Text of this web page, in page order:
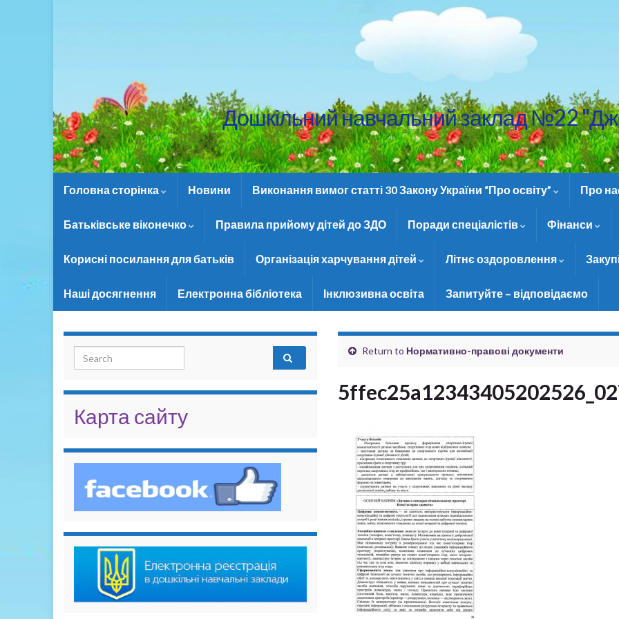
Дошкільний навчальний заклад №22
Головна сторінка Новини Виконання вимог статті 30 Закону України “Про освіту” Про
Батьківське віконечко Правила прийому дітей до ЗДО Поради спеціалістів Фінанси
Корисні посилання для батьків Організація харчування дітей Літнє оздоровлення
Наші досягнення Електронна бібліотека Інклюзивна освіта Запитуйте – відповідаємо
Return to Нормативно-правові документи
Search for:
Карта сайту